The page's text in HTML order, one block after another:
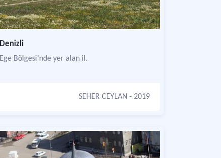
Denizli
Ege Bölgesi’nde yer alan il.
SEHER CEYLAN - 2019